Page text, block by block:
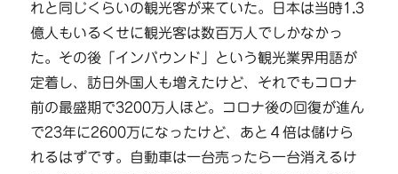
れと同じくらいの観光客が来ていた。日本は当時1.3
億人もいるくせに観光客は数百万人でしかなかっ
た。その後「インバウンド」という観光業界用語が
定着し、訪日外国人も増えたけど、それでもコロナ
前の最盛期で3200万人ほど。コロナ後の回復が進ん
で23年に2600万になったけど、あと４倍は儲けら
れるはずです。自動車は一台売ったら一台消えるけ